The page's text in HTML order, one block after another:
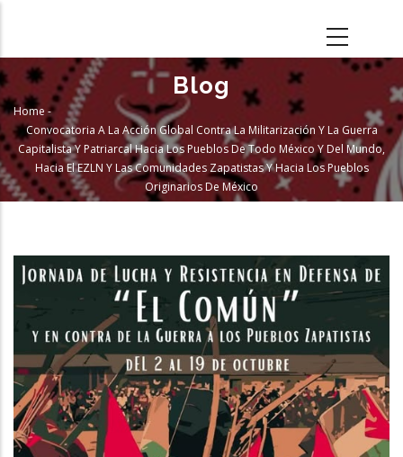
main
content
Blog
Breadcrumb
Home -
Convocatoria A La Acción Global Contra La Militarización Y La Guerra
Capitalista Y Patriarcal Hacia Los Pueblos De Todo México Y Del Mundo,
Hacia El EZLN Y Las Comunidades Zapatistas Y Hacia Los Pueblos
Originarios De México